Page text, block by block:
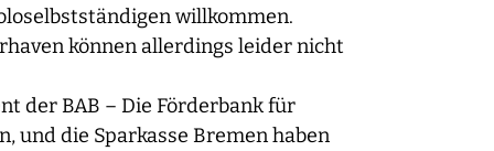
willkommen.
können allerdings leider nicht
der BAB – Die Förderbank für
und die Sparkasse Bremen haben